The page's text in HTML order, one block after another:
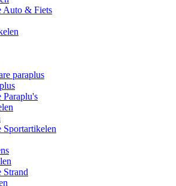
Auto & Fiets
paraplus